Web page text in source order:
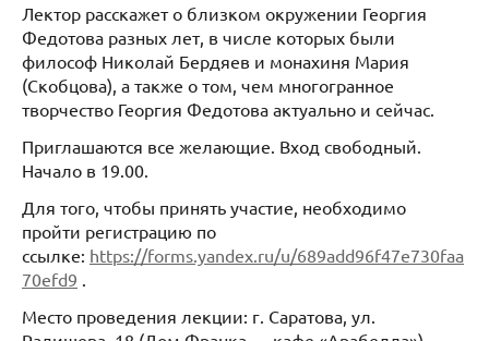
Лектор расскажет о близком окружении Георгия
Федотова разных лет, в числе которых были
философ Николай Бердяев и монахиня Мария
(Скобцова), а также о том, чем многогранное
творчество Георгия Федотова актуально и сейчас.
Приглашаются все желающие. Вход свободный.
Начало в 19.00.
Для того, чтобы принять участие, необходимо
пройти регистрацию по
ссылке: https://forms.yandex.ru/u/689add96f47e730faa
70efd9
Место проведения лекции: г. Саратова, ул.